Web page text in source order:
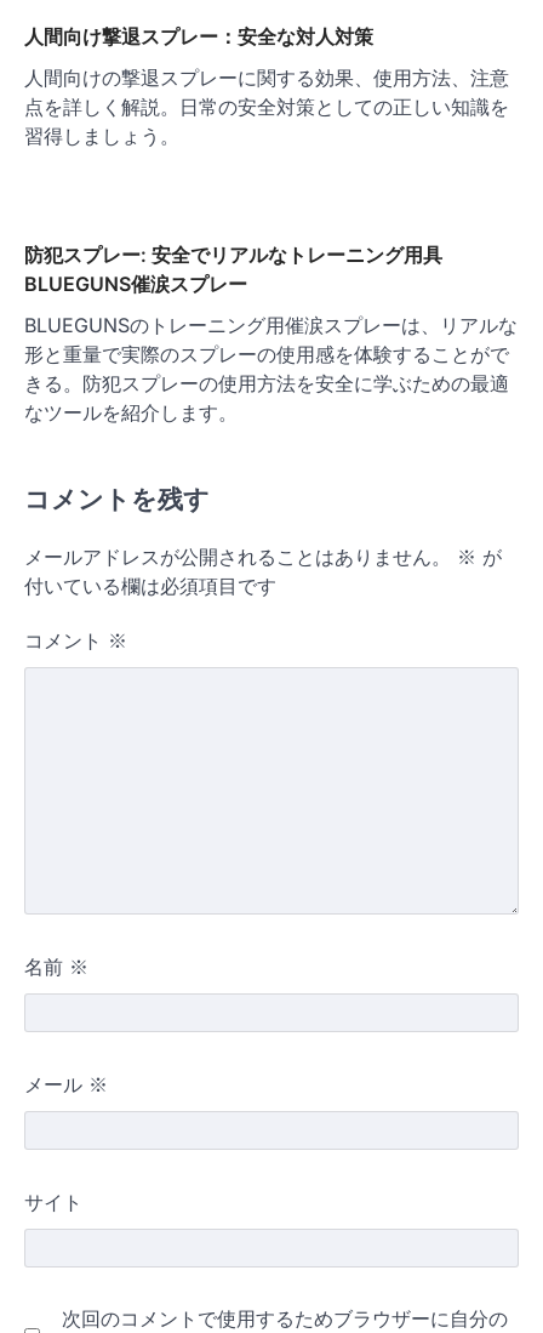
人間向け撃退スプレー：安全な対人対策
人間向けの撃退スプレーに関する効果、使用方法、注意
点を詳しく解説。日常の安全対策としての正しい知識を
習得しましょう。
防犯スプレー: 安全でリアルなトレーニング用具
BLUEGUNS催涙スプレー
BLUEGUNSのトレーニング用催涙スプレーは、リアルな
形と重量で実際のスプレーの使用感を体験することがで
きる。防犯スプレーの使用方法を安全に学ぶための最適
なツールを紹介します。
コメントを残す
メールアドレスが公開されることはありません。 ※ が
付いている欄は必須項目です
コメント ※
名前 ※
メール ※
サイト
次回のコメントで使用するためブラウザーに自分の